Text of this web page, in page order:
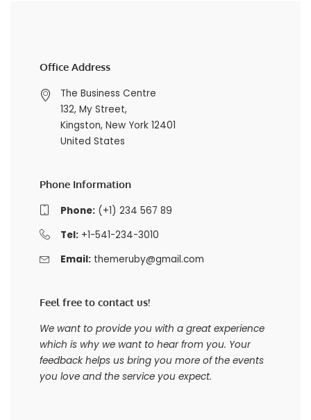
Office Address
The Business Centre
132, My Street,
Kingston, New York 12401
United States
Phone Information
Phone:(+1) 234 567 89
Tel:+1-541-234-3010
Email: themeruby@gmail.com
Feel free to contact us!
We want to provide you with a great experience
which is why we want to hear from you. Your
feedback helps us bring you more of the events
you love and the service you expect.